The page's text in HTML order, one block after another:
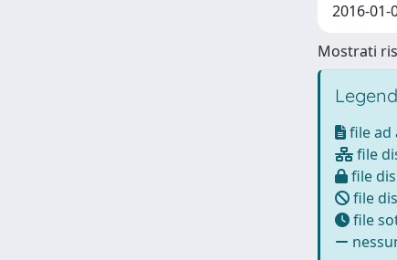
2016-01-
Mostrati
file ad
file
file
file
file